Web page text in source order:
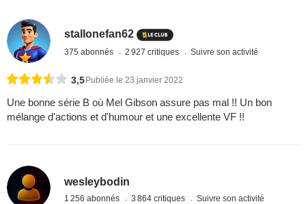
stallonefan62
375 abonnés 2 927 critiques Suivre son activité
3,5 Publiée le 23 janvier 2022
Une bonne série B où Mel Gibson assure pas mal !! Un bon
mélange d'actions et d'humour et une excellente VF !!
wesleybodin
1 256 abonnés 3 864 critiques Suivre son activité